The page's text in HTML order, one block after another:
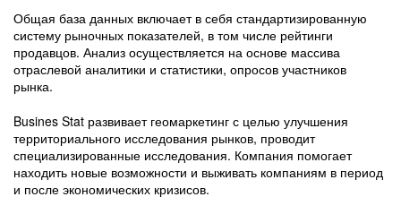
Общая база данных включает в себя стандартизированную
систему рыночных показателей, в том числе рейтинги
продавцов. Анализ осуществляется на основе массива
отраслевой аналитики и статистики, опросов участников
рынка.
Busines Stat развивает геомаркетинг с целью улучшения
территориального исследования рынков, проводит
специализированные исследования. Компания помогает
находить новые возможности и выживать компаниям в период
и после экономических кризисов.